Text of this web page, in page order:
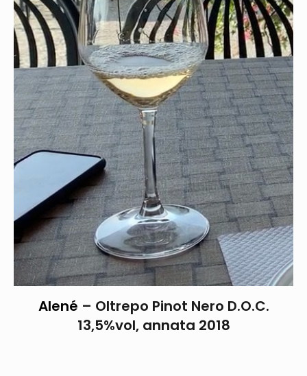
Alené – Oltrepo Pinot Nero D.O.C.
13,5%vol, annata 2018